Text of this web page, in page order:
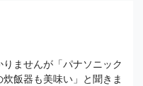
ませんが「パナソニック
飯器も美味い」と聞きま